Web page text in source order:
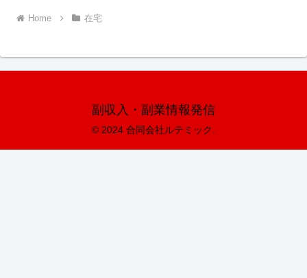
Home 在宅
副収入・副業情報発信
© 2024 合同会社ルテミック.